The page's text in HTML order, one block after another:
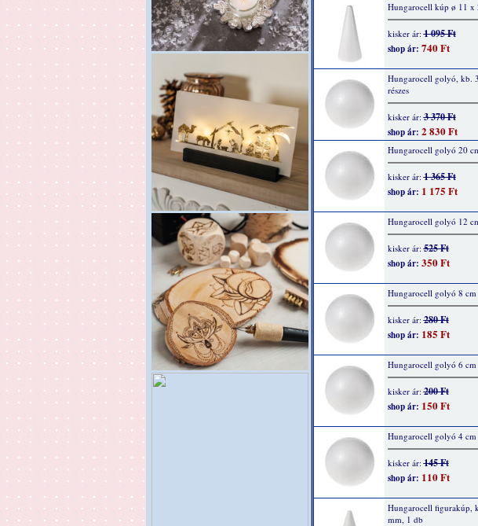
Hungarocell kúp ø 11 x
kisker ár:1 095 Ft
shop ár: 740 Ft
Hungarocell golyó, kb.
részes
kisker ár:3 370 Ft
shop ár: 2 830 Ft
Hungarocell golyó 20
kisker ár:1 365 Ft
shop ár: 1 175 Ft
Hungarocell golyó 12
kisker ár:525 Ft
shop ár: 350 Ft
Hungarocell golyó 8 cm
kisker ár:280 Ft
shop ár: 185 Ft
Hungarocell golyó 6 cm
kisker ár:200 Ft
shop ár: 150 Ft
Hungarocell golyó 4 cm
kisker ár:145 Ft
shop ár: 110 Ft
Hungarocell figurakúp,
mm, 1 db